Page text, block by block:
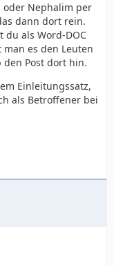
oder Nephalim per
dann dort rein.
du als Word-DOC
es den Leuten
Post dort hin.
Einleitungssatz,
als Betroffener bei